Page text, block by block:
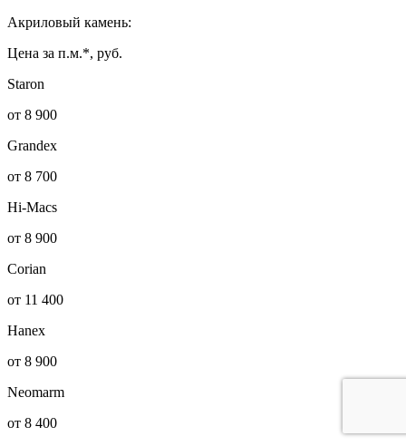
Акриловый камень:
Цена за п.м.*, руб.
Staron
от 8 900
Grandex
от 8 700
Hi-Macs
от 8 900
Corian
от 11 400
Hanex
от 8 900
Neomarm
от 8 400